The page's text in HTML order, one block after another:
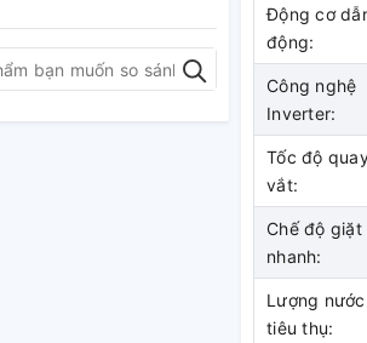
Động cơ
động:
Công nghệ
Inverter:
Tốc độ
vắt:
Chế độ giặt
nhanh:
Lượng nước
tiêu thụ: